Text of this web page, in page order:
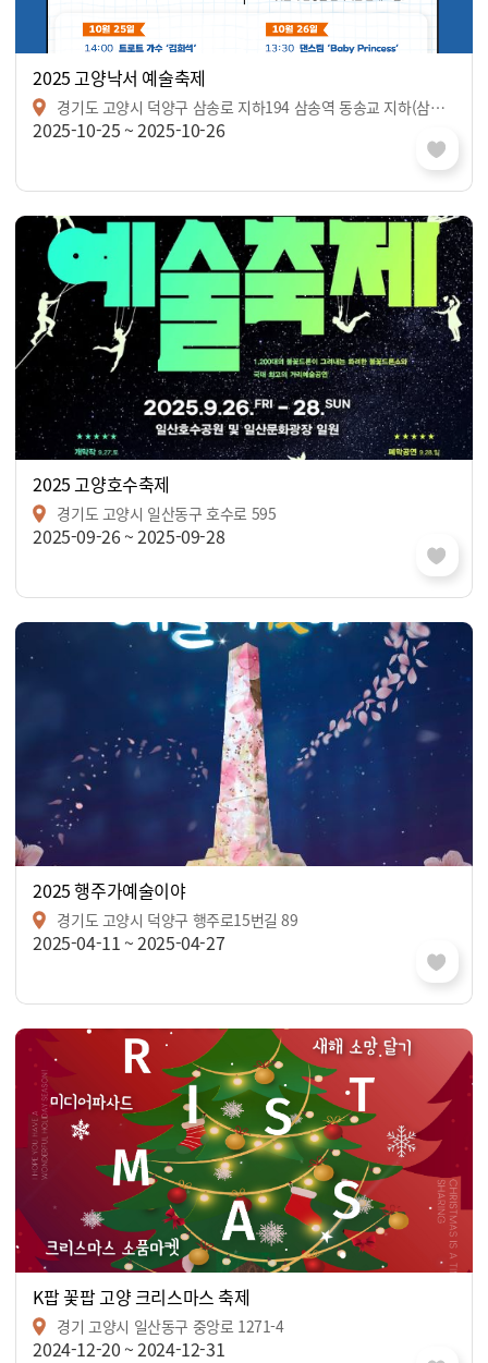
2025 고양낙서 예술축제
경기도 고양시 덕양구 삼송로 지하194 삼송역 동송교 지하(삼송역 3번출구 인근)
2025-10-25 ~ 2025-10-26
2025 고양호수축제
경기도 고양시 일산동구 호수로 595
2025-09-26 ~ 2025-09-28
2025 행주가예술이야
경기도 고양시 덕양구 행주로15번길 89
2025-04-11 ~ 2025-04-27
K팝 꽃팝 고양 크리스마스 축제
경기 고양시 일산동구 중앙로 1271-4
2024-12-20 ~ 2024-12-31